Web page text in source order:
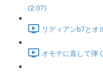
(2:07)
リディアンb7とオ
オモテに直して弾